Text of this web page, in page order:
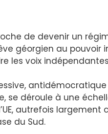
de devenir un
géorgien au pouvoir
les voix
se déroule à une
autrefois
du Sud.